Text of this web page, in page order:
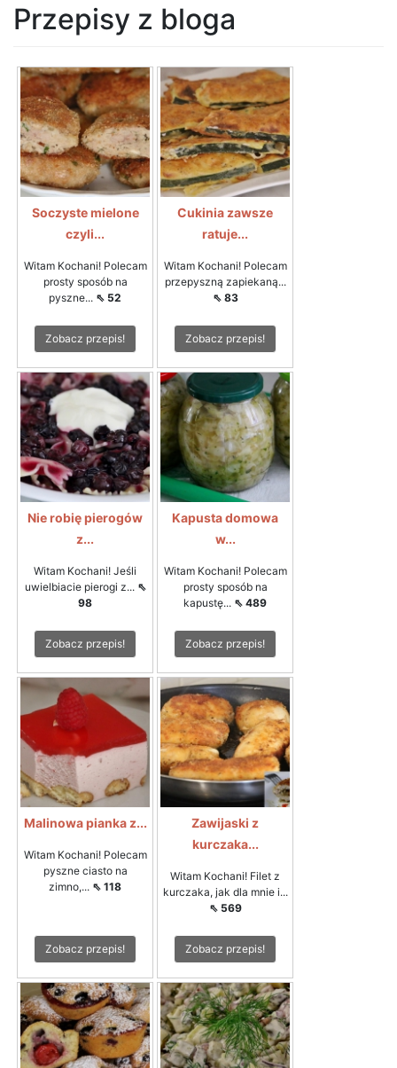
Przepisy z bloga
Soczyste mielone
czyli...
Witam Kochani! Polecam
prosty sposób na
pyszne... ⇖ 52
Zobacz przepis!
Cukinia zawsze
ratuje...
Witam Kochani! Polecam
przepyszną zapiekaną...
⇖ 83
Zobacz przepis!
Nie robię pierogów
z...
Witam Kochani! Jeśli
uwielbiacie pierogi z... ⇖
98
Zobacz przepis!
Kapusta domowa
w...
Witam Kochani! Polecam
prosty sposób na
kapustę... ⇖ 489
Zobacz przepis!
Malinowa pianka z...
Witam Kochani! Polecam
pyszne ciasto na
zimno,... ⇖ 118
Zobacz przepis!
Zawijaski z
kurczaka...
Witam Kochani! Filet z
kurczaka, jak dla mnie i...
⇖ 569
Zobacz przepis!